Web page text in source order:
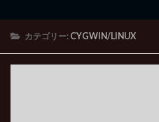
カテゴリー: CYGWIN/LINUX